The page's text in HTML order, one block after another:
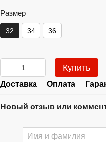
Размер
32 34 36
Купить
Доставка Оплата
Новый отзыв или